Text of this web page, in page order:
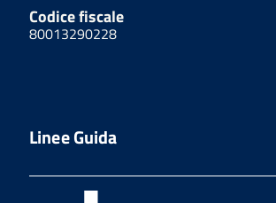
Codice fiscale
80013290228
Linee Guida